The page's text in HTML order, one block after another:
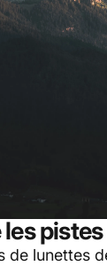
les
de lunettes